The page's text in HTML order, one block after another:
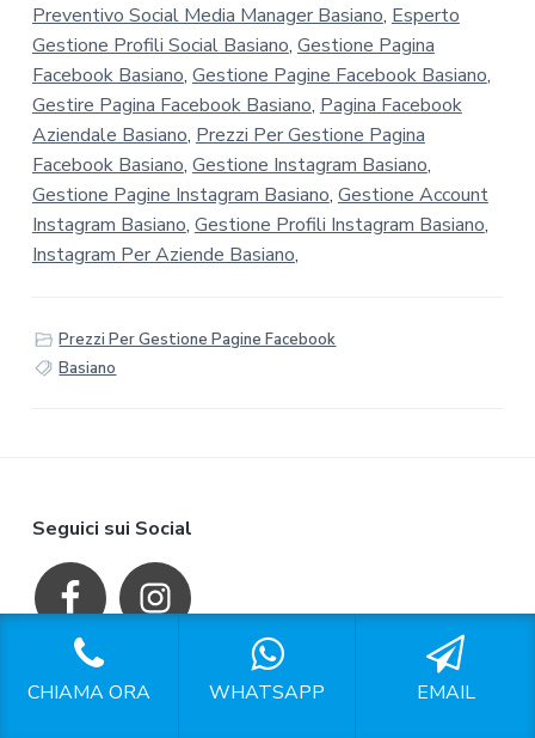
Preventivo Social Media Manager Basiano, Esperto
Gestione Profili Social Basiano, Gestione Pagina
Facebook Basiano, Gestione Pagine Facebook Basiano,
Gestire Pagina Facebook Basiano, Pagina Facebook
Aziendale Basiano, Prezzi Per Gestione Pagina
Facebook Basiano, Gestione Instagram Basiano,
Gestione Pagine Instagram Basiano, Gestione Account
Instagram Basiano, Gestione Profili Instagram Basiano,
Instagram Per Aziende Basiano,
Prezzi Per Gestione Pagine Facebook
Basiano
o
Seguici sui Social
P.IVA: 15304681008
CHIAMA ORA WHATSAPP EMAIL